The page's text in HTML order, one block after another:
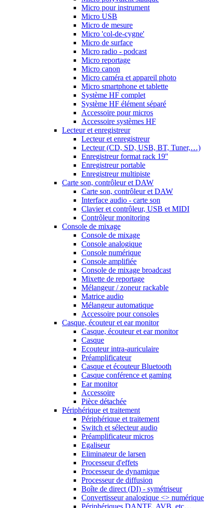
Micro pour instrument
Micro USB
Micro de mesure
Micro 'col-de-cygne'
Micro de surface
Micro radio - podcast
Micro reportage
Micro canon
Micro caméra et appareil photo
Micro smartphone et tablette
Système HF complet
Système HF élément séparé
Accessoire pour micros
Accessoire systèmes HF
Lecteur et enregistreur
Lecteur et enregistreur
Lecteur (CD, SD, USB, BT, Tuner,…)
Enregistreur format rack 19''
Enregistreur portable
Enregistreur multipiste
Carte son, contrôleur et DAW
Carte son, contrôleur et DAW
Interface audio - carte son
Clavier et contrôleur, USB et MIDI
Contrôleur monitoring
Console de mixage
Console de mixage
Console analogique
Console numérique
Console amplifiée
Console de mixage broadcast
Mixette de reportage
Mélangeur / zoneur rackable
Matrice audio
Mélangeur automatique
Accessoire pour consoles
Casque, écouteur et ear monitor
Casque, écouteur et ear monitor
Casque
Ecouteur intra-auriculaire
Préamplificateur
Casque et écouteur Bluetooth
Casque conférence et gaming
Ear monitor
Accessoire
Pièce détachée
Périphérique et traitement
Périphérique et traitement
Switch et sélecteur audio
Préamplificateur micros
Egaliseur
Eliminateur de larsen
Processeur d'effets
Processeur de dynamique
Processeur de diffusion
Boîte de direct (DI) - symétriseur
Convertisseur analogique <> numérique
Périphériques DANTE, AVB, etc…